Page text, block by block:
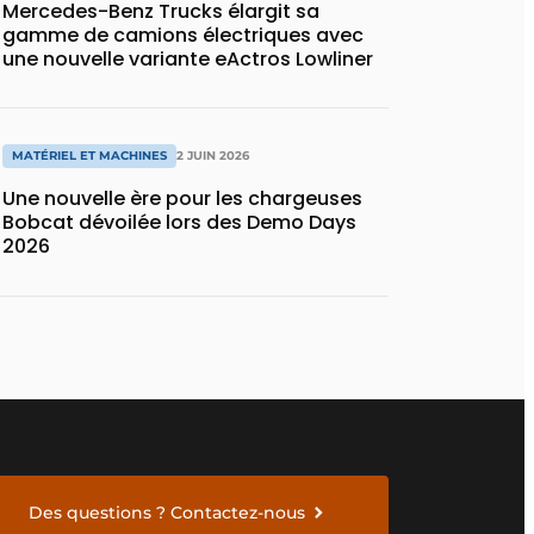
Mercedes-Benz Trucks élargit sa
gamme de camions électriques avec
une nouvelle variante eActros Lowliner
MATÉRIEL ET MACHINES 2 JUIN 2026
Une nouvelle ère pour les chargeuses
Bobcat dévoilée lors des Demo Days
2026
Des questions ? Contactez-nous